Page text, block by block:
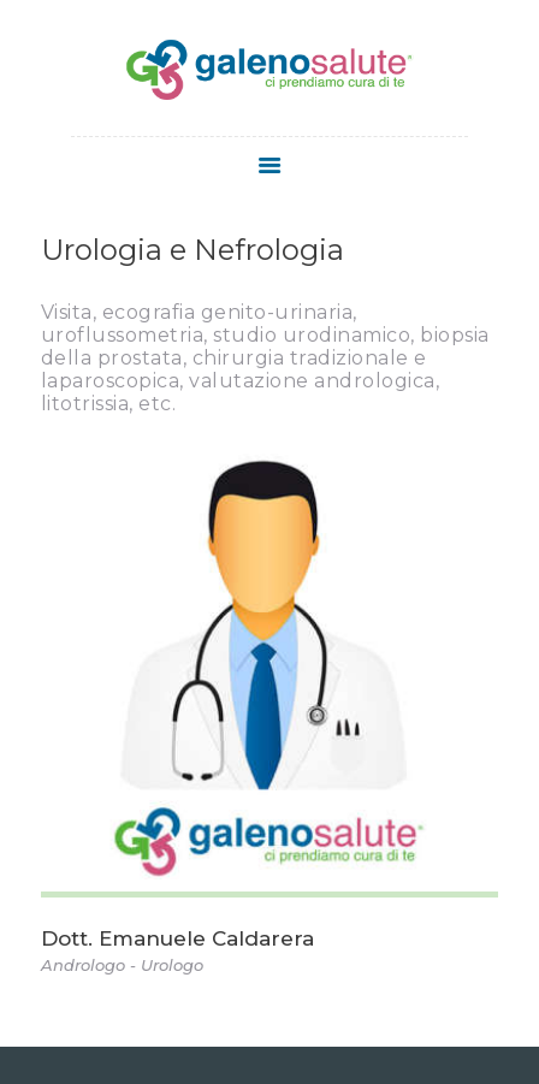
SERVIZI
STAFF
MEDICI
MEDICINA
ESTETICA
CONTATTI
Urologia e Nefrologia
Visita, ecografia genito-urinaria,
uroflussometria, studio urodinamico, biopsia
della prostata, chirurgia tradizionale e
laparoscopica, valutazione andrologica,
litotrissia, etc.
Dott. Emanuele Caldarera
Andrologo - Urologo